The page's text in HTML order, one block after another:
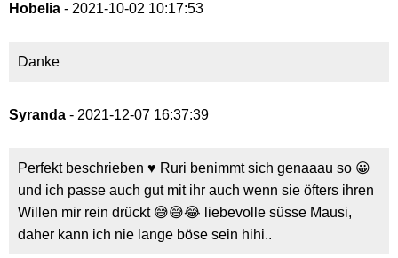
Hobelia - 2021-10-02 10:17:53
Danke
Syranda - 2021-12-07 16:37:39
Perfekt beschrieben ♥ Ruri benimmt sich genaaau so 😀
und ich passe auch gut mit ihr auch wenn sie öfters ihren
Willen mir rein drückt 😅😅😂 liebevolle süsse Mausi,
daher kann ich nie lange böse sein hihi..